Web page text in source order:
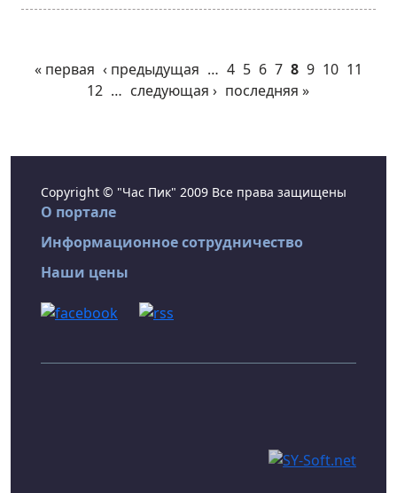
« первая ‹ предыдущая … 4 5 6 7 8 9 10 11
12 … следующая › последняя »
Copyright © "Час Пик" 2009 Все права защищены
О портале
Информационное сотрудничество
Наши цены